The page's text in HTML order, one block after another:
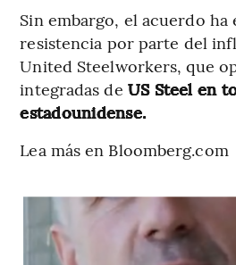
Sin embargo, el acuerdo ha
resistencia por parte del
United Steelworkers, que
integradas de US Steel en
estadounidense.
Lea más en Bloomberg.com